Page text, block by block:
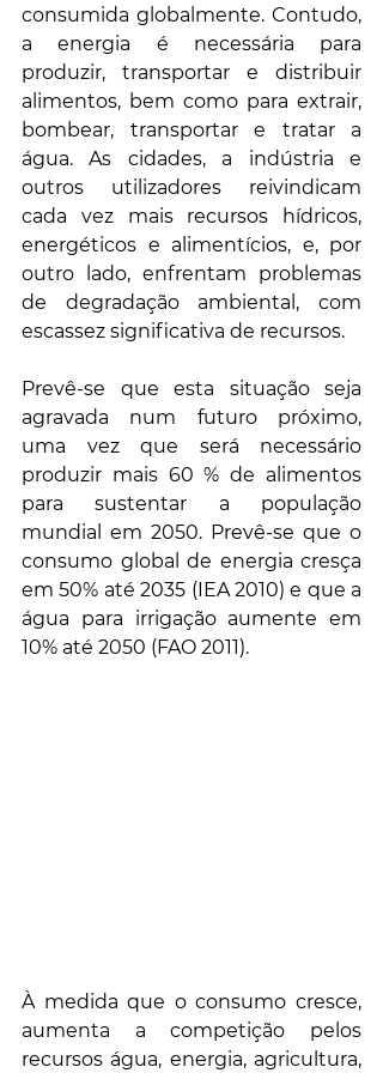
consumida globalmente. Contudo,
a energia é necessária para
produzir, transportar e distribuir
alimentos, bem como para extrair,
bombear, transportar e tratar a
água. As cidades, a indústria e
outros utilizadores reivindicam
cada vez mais recursos hídricos,
energéticos e alimentícios, e, por
outro lado, enfrentam problemas
de degradação ambiental, com
escassez significativa de recursos.
Prevê-se que esta situação seja
agravada num futuro próximo,
uma vez que será necessário
produzir mais 60 % de alimentos
para sustentar a população
mundial em 2050. Prevê-se que o
consumo global de energia cresça
em 50% até 2035 (IEA 2010) e que a
água para irrigação aumente em
10% até 2050 (FAO 2011).
À medida que o consumo cresce,
aumenta a competição pelos
recursos água, energia, agricultura,